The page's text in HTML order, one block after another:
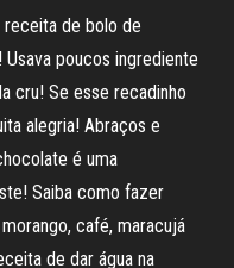
receita de bolo de
poucos ingrediente
cru! Se esse recadinho
alegria! Abraços e
é uma
Saiba como fazer
café, maracujá
de dar água na